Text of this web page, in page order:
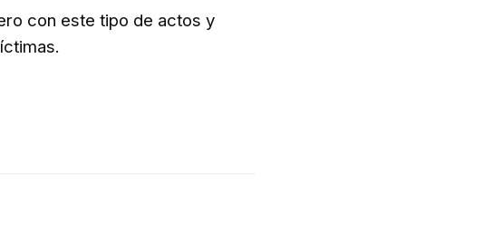
con este tipo de actos y